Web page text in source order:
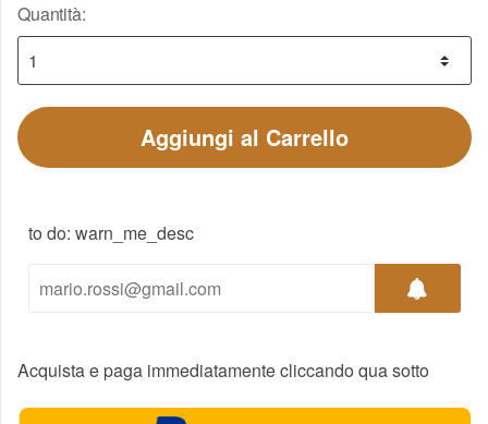
Quantità:
Aggiungi al Carrello
to do: warn_me_desc
Acquista e paga immediatamente cliccando qua sotto